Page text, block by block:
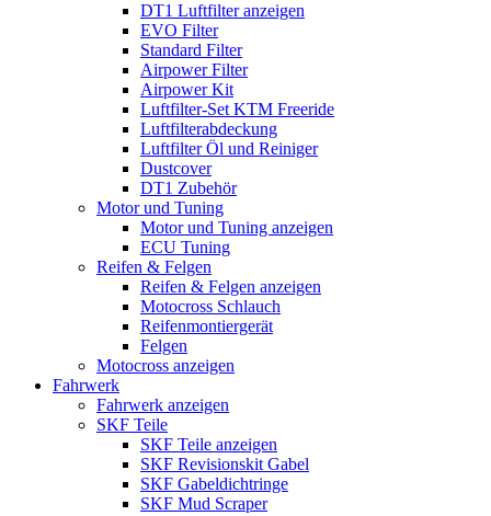
DT1 Luftfilter anzeigen
EVO Filter
Standard Filter
Airpower Filter
Airpower Kit
Luftfilter-Set KTM Freeride
Luftfilterabdeckung
Luftfilter Öl und Reiniger
Dustcover
DT1 Zubehör
Motor und Tuning
Motor und Tuning anzeigen
ECU Tuning
Reifen & Felgen
Reifen & Felgen anzeigen
Motocross Schlauch
Reifenmontiergerät
Felgen
Motocross anzeigen
Fahrwerk
Fahrwerk anzeigen
SKF Teile
SKF Teile anzeigen
SKF Revisionskit Gabel
SKF Gabeldichtringe
SKF Mud Scraper